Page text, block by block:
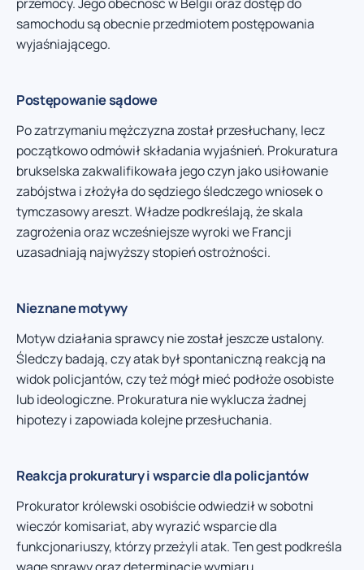
samochodu są obecnie przedmiotem postępowania
wyjaśniającego.
Postępowanie sądowe
Po zatrzymaniu mężczyzna został przesłuchany, lecz
początkowo odmówił składania wyjaśnień. Prokuratura
brukselska zakwalifikowała jego czyn jako usiłowanie
zabójstwa i złożyła do sędziego śledczego wniosek o
tymczasowy areszt. Władze podkreślają, że skala
zagrożenia oraz wcześniejsze wyroki we Francji
uzasadniają najwyższy stopień ostrożności.
Nieznane motywy
Motyw działania sprawcy nie został jeszcze ustalony.
Śledczy badają, czy atak był spontaniczną reakcją na
widok policjantów, czy też mógł mieć podłoże osobiste
lub ideologiczne. Prokuratura nie wyklucza żadnej
hipotezy i zapowiada kolejne przesłuchania.
Reakcja prokuratury i wsparcie dla policjantów
Prokurator królewski osobiście odwiedził w sobotni
wieczór komisariat, aby wyrazić wsparcie dla
funkcjonariuszy, którzy przeżyli atak. Ten gest podkreśla